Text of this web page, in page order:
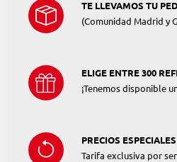
TE LLEVAMOS TU
(Comunidad Madrid y
ELIGE ENTRE 300
¡Tenemos disponible
PRECIOS ESPECIALES
Tarifa exclusiva por